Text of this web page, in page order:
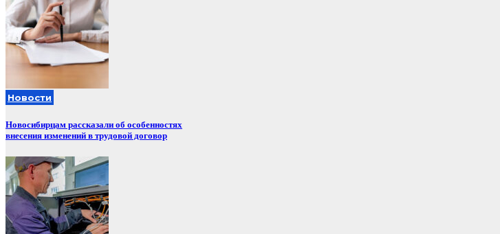
Новости
Новосибирцам рассказали об особенностях
внесения изменений в трудовой договор